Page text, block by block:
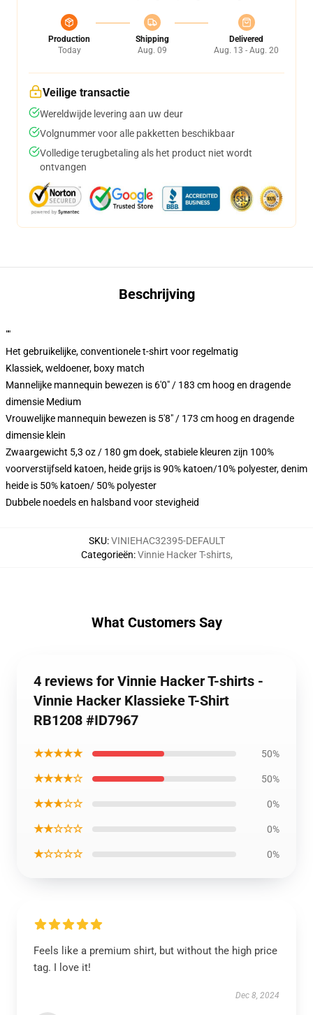
Production
Today
Shipping
Aug. 09
Delivered
Aug. 13 - Aug. 20
Veilige transactie
Wereldwijde levering aan uw deur
Volgnummer voor alle pakketten beschikbaar
Volledige terugbetaling als het product niet wordt
ontvangen
Beschrijving
""
Het gebruikelijke, conventionele t-shirt voor regelmatig
Klassiek, weldoener, boxy match
Mannelijke mannequin bewezen is 6'0" / 183 cm hoog en dragende
dimensie Medium
Vrouwelijke mannequin bewezen is 5'8" / 173 cm hoog en dragende
dimensie klein
Zwaargewicht 5,3 oz / 180 gm doek, stabiele kleuren zijn 100%
voorverstijfseld katoen, heide grijs is 90% katoen/10% polyester, denim
heide is 50% katoen/ 50% polyester
Dubbele noedels en halsband voor stevigheid
SKU:VINIEHAC32395-DEFAULT
Categorieën:Vinnie Hacker T-shirts,
What Customers Say
4 reviews for Vinnie Hacker T-shirts -
Vinnie Hacker Klassieke T-Shirt
RB1208 #ID7967
★★★★★ 50%
★★★★☆ 50%
★★★☆☆ 0%
★★☆☆☆ 0%
★☆☆☆☆ 0%
Feels like a premium shirt, but without the high price
tag. I love it!
Dec 8, 2024